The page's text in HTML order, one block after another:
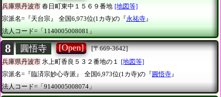
兵庫県丹波市 春日町東中１５６９番地 [地図等]
宗派名=『天台宗』
全国6,973位(1カ寺)の『永祐寺 』
法人コード=「1140005008081」
8 圓悟寺 [Open]
[〒669-3642]
兵庫県丹波市 氷上町香良５３２番地の１ [地図等]
宗派名=『臨済宗妙心寺派』
全国6,973位(1カ寺)の『 圓悟寺』
法人コード=「9140005008074」